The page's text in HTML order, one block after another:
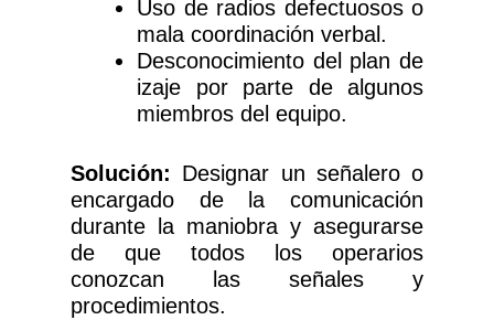
Uso de radios defectuosos o
mala coordinación verbal.
Desconocimiento del plan de
izaje por parte de algunos
miembros del equipo.
Solución: Designar un señalero o
encargado de la comunicación
durante la maniobra y asegurarse
de que todos los operarios
conozcan las señales y
procedimientos.